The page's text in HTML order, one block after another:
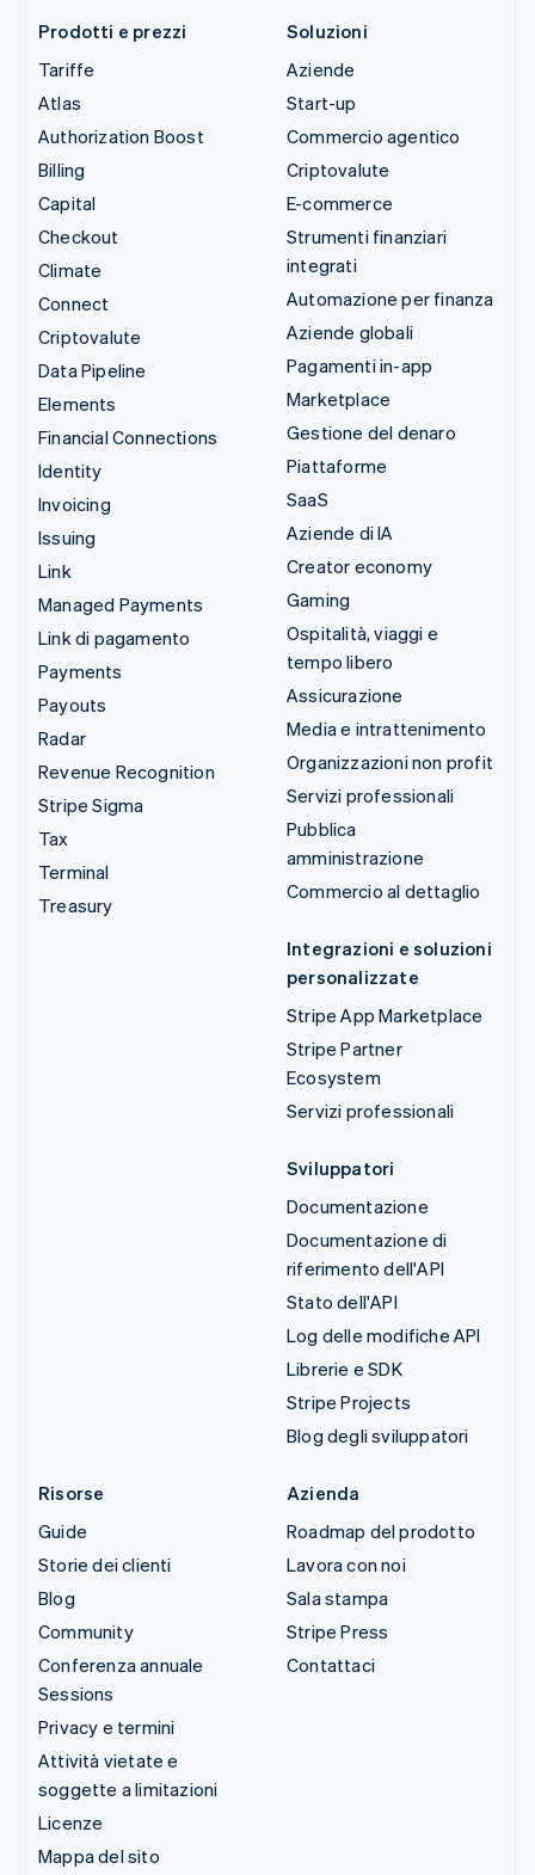
Prodotti e prezzi
Tariffe
Atlas
Authorization Boost
Billing
Capital
Checkout
Climate
Connect
Criptovalute
Data Pipeline
Elements
Financial Connections
Identity
Invoicing
Issuing
Link
Managed Payments
Link di pagamento
Payments
Payouts
Radar
Revenue Recognition
Stripe Sigma
Tax
Terminal
Treasury
Soluzioni
Aziende
Start-up
Commercio agentico
Criptovalute
E-commerce
Strumenti finanziari
integrati
Automazione per finanza
Aziende globali
Pagamenti in-app
Marketplace
Gestione del denaro
Piattaforme
SaaS
Aziende di IA
Creator economy
Gaming
Ospitalità, viaggi e
tempo libero
Assicurazione
Media e intrattenimento
Organizzazioni non profit
Servizi professionali
Pubblica
amministrazione
Commercio al dettaglio
Integrazioni e soluzioni
personalizzate
Stripe App Marketplace
Stripe Partner
Ecosystem
Servizi professionali
Sviluppatori
Documentazione
Documentazione di
riferimento dell'API
Stato dell'API
Log delle modifiche API
Librerie e SDK
Stripe Projects
Blog degli sviluppatori
Risorse
Guide
Storie dei clienti
Blog
Community
Conferenza annuale
Sessions
Privacy e termini
Attività vietate e
soggette a limitazioni
Licenze
Mappa del sito
Azienda
Roadmap del prodotto
Lavora con noi
Sala stampa
Stripe Press
Contattaci